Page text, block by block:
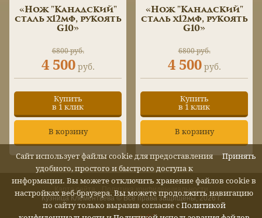
«Нож "Канадский"
сталь х12мф, рукоять
G10»
4 500руб.
6800 руб.
Купить
в 1 клик
В корзину
«Нож "Канадский"
сталь х12мф, рукоять
G10»
4 500руб.
6800 руб.
Купить
в 1 клик
В корзину
Кузница Клементьева © Все права защищены, 2026 г.
Карта сайта Политика конфиденциальности
Принять
Сайт использует файлы cookie для предоставления
удобного, простого и быстрого доступа к
информации. Вы можете отключить хранение файлов cookie в
настройках веб-браузера. Вы можете продолжить навигацию
по сайту только выразив согласие с Политикой